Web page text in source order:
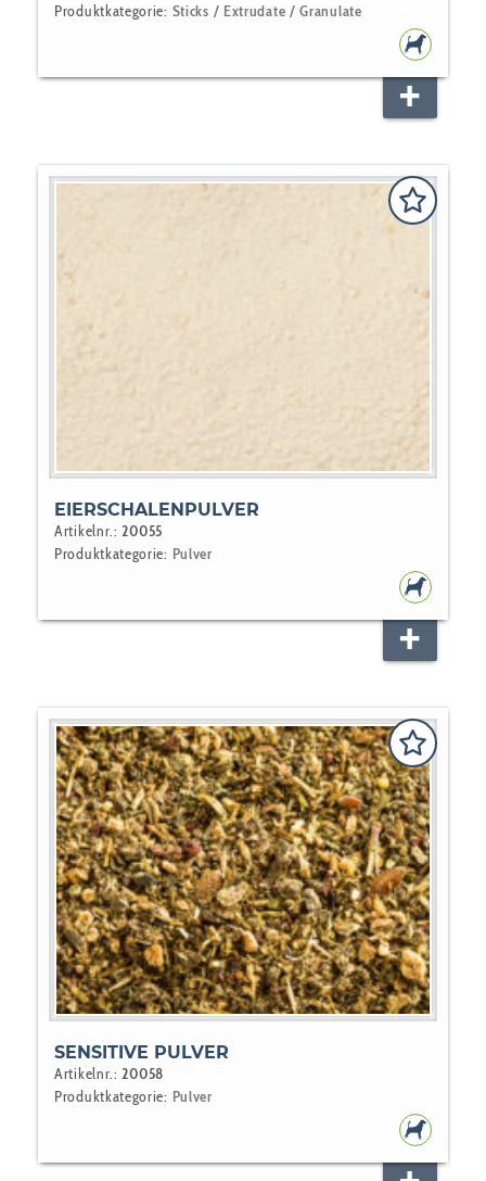
Produktkategorie: Sticks / Extrudate / Granulate
EIERSCHALENPULVER
Artikelnr.: 20055
Produktkategorie: Pulver
SENSITIVE PULVER
Artikelnr.: 20058
Produktkategorie: Pulver